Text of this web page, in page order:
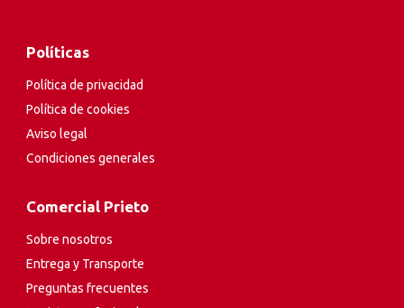
Políticas
Política de privacidad
Política de cookies
Aviso legal
Condiciones generales
Comercial Prieto
Sobre nosotros
Entrega y Transporte
Preguntas frecuentes